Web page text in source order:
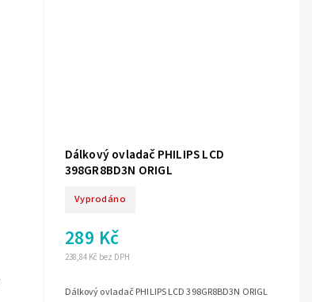
Dálkový ovladač PHILIPS LCD
398GR8BD3N ORIGL
Vyprodáno
238,84 Kč bez DPH
289 Kč
Dálkový ovladač PHILIPS LCD 398GR8BD3N ORIGL